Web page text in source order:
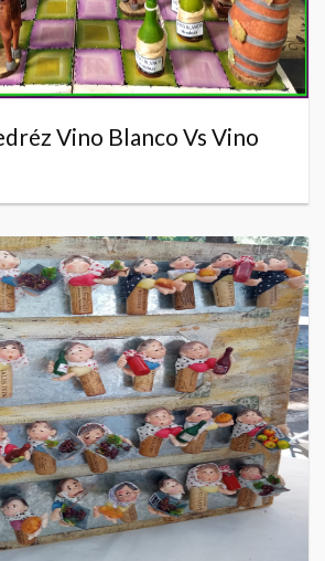
Vino Blanco Vs Vino